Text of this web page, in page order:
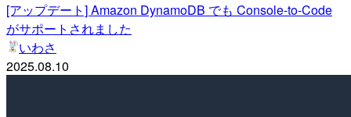
[アップデート] Amazon DynamoDB でも Console-to-Code
がサポートされました
いわさ
2025.08.10